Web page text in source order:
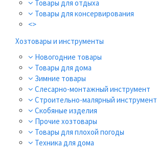
Товары для отдыха
Товары для консервирования
<>
Хозтовары и инструменты
Новогодние товары
Товары для дома
Зимние товары
Слесарно-монтажный инструмент
Строительно-малярный инструмент
Скобяные изделия
Прочие хозтовары
Товары для плохой погоды
Техника для дома